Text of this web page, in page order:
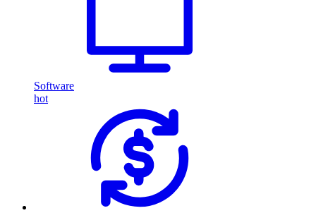
Software
hot